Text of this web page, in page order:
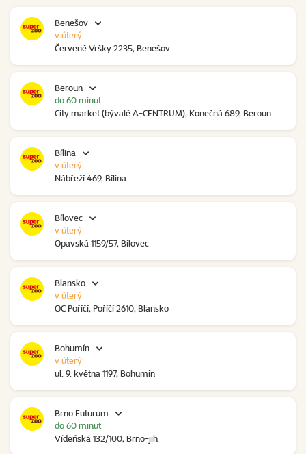
Benešov
Červené Vršky 2235, Benešov
v úterý
Beroun
City market (bývalé A-CENTRUM), Konečná 689, Beroun
do 60 minut
Bílina
Nábřeží 469, Bílina
v úterý
Bílovec
Opavská 1159/57, Bílovec
v úterý
Blansko
OC Poříčí, Poříčí 2610, Blansko
v úterý
Bohumín
ul. 9. května 1197, Bohumín
v úterý
Brno Futurum
Vídeňská 132/100, Brno-jih
do 60 minut